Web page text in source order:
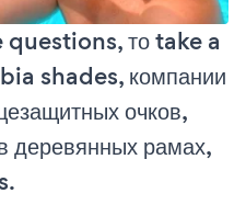
questions, то take a
shades, компании
очков,
деревянных рамах,